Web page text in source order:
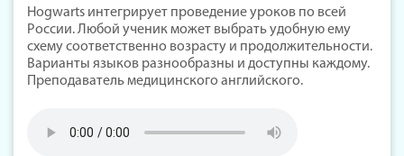
Hogwarts интегрирует проведение уроков по всей
России. Любой ученик может выбрать удобную ему
схему соответственно возрасту и продолжительности.
Варианты языков разнообразны и доступны каждому.
Преподаватель медицинского английского.